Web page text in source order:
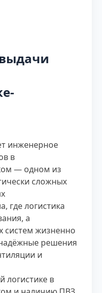
инженерное
в
— одном из
сложных
где логистика
а
систем жизненно
решения
и
логистике в